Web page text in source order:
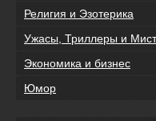
Религия и Эзотерика
Ужасы, Триллеры и
Экономика и бизнес
Юмор